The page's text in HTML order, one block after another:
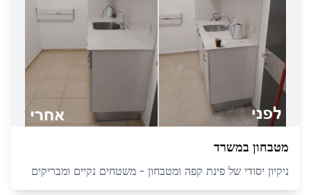
מטבחון במשרד
ניקיון יסודי של פינת קפה ומטבחון - משטחים נקיים ומבריקים